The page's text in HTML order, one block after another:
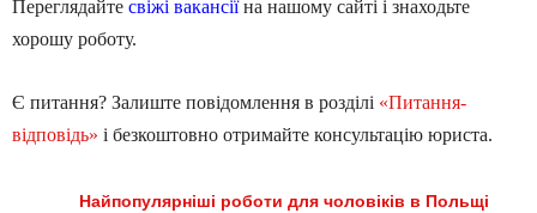
Переглядайте свіжі вакансіїна нашому сайті і знаходьте
хорошу роботу.
Є питання? Залиште повідомлення в розділі «Питання-
відповідь» і безкоштовно отримайте консультацію юриста.
Найпопулярніші роботи для чоловіків в Польщі